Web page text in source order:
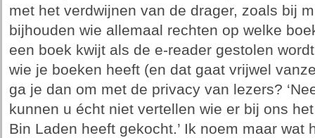
met het verdwijnen van de drager, zoals bij
bijhouden wie allemaal rechten op welke
een boek kwijt als de e-reader gestolen
wie je boeken heeft (en dat gaat vrijwel
ga je dan om met de privacy van lezers?
kunnen u écht niet vertellen wie er bij ons
Bin Laden heeft gekocht.’ Ik noem maar wat